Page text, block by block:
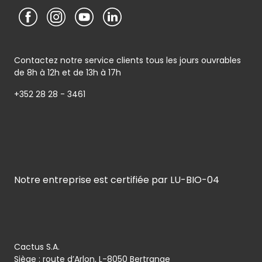
Contactez notre service clients tous les jours ouvrables
de 8h à 12h et de 13h à 17h
+352 28 28 - 3461
Cactus S.A.
Siège : route d’Arlon, L-8050 Bertrange
Notre entreprise est certifiée par LU-BIO-04